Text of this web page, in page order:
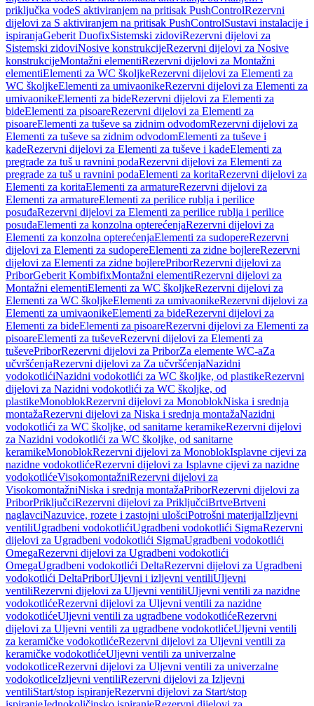
priključka vodeS aktiviranjem na pritisak PushControlRezervni
dijelovi za S aktiviranjem na pritisak PushControlSustavi instalacije i
ispiranjaGeberit DuofixSistemski zidoviRezervni dijelovi za
Sistemski zidoviNosive konstrukcijeRezervni dijelovi za Nosive
konstrukcijeMontažni elementiRezervni dijelovi za Montažni
elementiElementi za WC školjkeRezervni dijelovi za Elementi za
WC školjkeElementi za umivaonikeRezervni dijelovi za Elementi za
umivaonikeElementi za bideRezervni dijelovi za Elementi za
bideElementi za pisoareRezervni dijelovi za Elementi za
pisoareElementi za tuševe sa zidnim odvodomRezervni dijelovi za
Elementi za tuševe sa zidnim odvodomElementi za tuševe i
kadeRezervni dijelovi za Elementi za tuševe i kadeElementi za
pregrade za tuš u ravnini podaRezervni dijelovi za Elementi za
pregrade za tuš u ravnini podaElementi za koritaRezervni dijelovi za
Elementi za koritaElementi za armatureRezervni dijelovi za
Elementi za armatureElementi za perilice rublja i perilice
posuđaRezervni dijelovi za Elementi za perilice rublja i perilice
posuđaElementi za konzolna opterećenjaRezervni dijelovi za
Elementi za konzolna opterećenjaElementi za sudopereRezervni
dijelovi za Elementi za sudopereElementi za zidne bojlereRezervni
dijelovi za Elementi za zidne bojlerePriborRezervni dijelovi za
PriborGeberit KombifixMontažni elementiRezervni dijelovi za
Montažni elementiElementi za WC školjkeRezervni dijelovi za
Elementi za WC školjkeElementi za umivaonikeRezervni dijelovi za
Elementi za umivaonikeElementi za bideRezervni dijelovi za
Elementi za bideElementi za pisoareRezervni dijelovi za Elementi za
pisoareElementi za tuševeRezervni dijelovi za Elementi za
tuševePriborRezervni dijelovi za PriborZa elemente WC-aZa
učvršćenjaRezervni dijelovi za Za učvršćenjaNazidni
vodokotlićiNazidni vodokotlići za WC školjke, od plastikeRezervni
dijelovi za Nazidni vodokotlići za WC školjke, od
plastikeMonoblokRezervni dijelovi za MonoblokNiska i srednja
montažaRezervni dijelovi za Niska i srednja montažaNazidni
vodokotlići za WC školjke, od sanitarne keramikeRezervni dijelovi
za Nazidni vodokotlići za WC školjke, od sanitarne
keramikeMonoblokRezervni dijelovi za MonoblokIsplavne cijevi za
nazidne vodokotlićeRezervni dijelovi za Isplavne cijevi za nazidne
vodokotlićeVisokomontažniRezervni dijelovi za
VisokomontažniNiska i srednja montažaPriborRezervni dijelovi za
PriborPriključciRezervni dijelovi za PriključciBrtveBrtveni
naglavciNazuvice, rozete i zastojni ulošciPotrošni materijalIzljevni
ventiliUgradbeni vodokotlićiUgradbeni vodokotlići SigmaRezervni
dijelovi za Ugradbeni vodokotlići SigmaUgradbeni vodokotlići
OmegaRezervni dijelovi za Ugradbeni vodokotlići
OmegaUgradbeni vodokotlići DeltaRezervni dijelovi za Ugradbeni
vodokotlići DeltaPriborUljevni i izljevni ventiliUljevni
ventiliRezervni dijelovi za Uljevni ventiliUljevni ventili za nazidne
vodokotlićeRezervni dijelovi za Uljevni ventili za nazidne
vodokotlićeUljevni ventili za ugradbene vodokotlićeRezervni
dijelovi za Uljevni ventili za ugradbene vodokotlićeUljevni ventili
za keramičke vodokotlićeRezervni dijelovi za Uljevni ventili za
keramičke vodokotlićeUljevni ventili za univerzalne
vodokotliceRezervni dijelovi za Uljevni ventili za univerzalne
vodokotliceIzljevni ventiliRezervni dijelovi za Izljevni
ventiliStart/stop ispiranjeRezervni dijelovi za Start/stop